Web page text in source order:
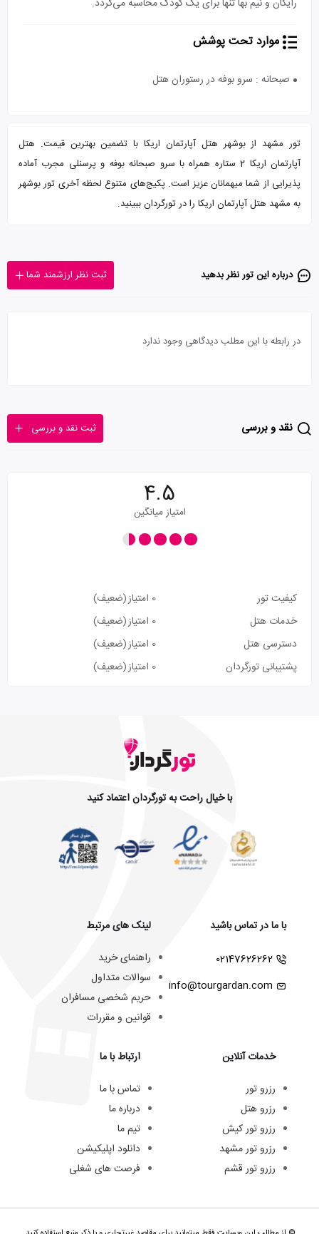
رایگان و نیم بها تنها برای یک کودک محاسبه می‌گردد.
موارد تحت پوشش
صبحانه : سرو بوفه در رستوران هتل
تور مشهد از بوشهر هتل آپارتمان اریکا با تضمین بهترین قیمت. هتل
آپارتمان اریکا 2 ستاره همراه با سرو صبحانه بوفه و پرسنلی مجرب آماده
پذیرایی از شما میهمانان عزیز است. پکیج‌های متنوع لحظه آخری تور بوشهر
به مشهد هتل آپارتمان اریکا را در تورگردان ببینید.
درباره این تور‌ نظر بدهید ثبت نظر ارزشمند شما
در رابطه با این مطلب دیدگاهی وجود ندارد
نقد و بررسی ثبت نقد و بررسی
4.5
امتیاز میانگین
کیفیت تور 0 امتیاز
(ضعیف)
خدمات هتل
0 امتیاز
(ضعیف)
دسترسی هتل
0 امتیاز
(ضعیف)
پشتیبانی تورگردان
0 امتیاز (ضعیف)
با خیال راحت به تورگردان اعتماد کنید
با ما در تماس باشید
02147626262
info@tourgardan.com
خدمات آنلاین
رزرو تور
رزرو هتل
رزرو تور کیش
رزرو تور مشهد
رزرو تور قشم
لینک های مرتبط
راهنمای خرید
سوالات متداول
حریم شخصی مسافران
قوانین و مقررات
ارتباط با ما
تماس با ما
درباره ما
تیم ما
دانلود اپلیکیشن
فرصت های شغلی